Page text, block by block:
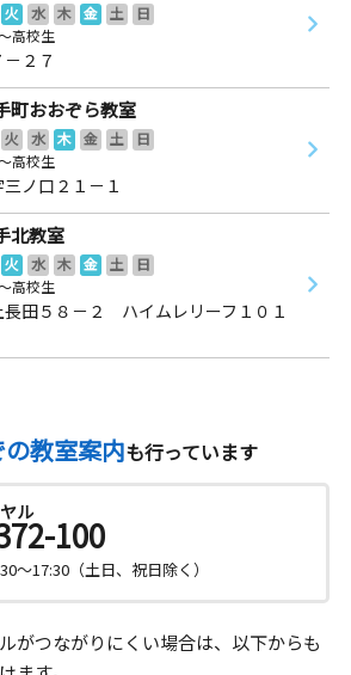
火 水 木 金 土
日
高校生
２７
町おおぞら教室
火 水 木 金 土
日
高校生
ノ口２１－１
北教室
火 水 木 金 土
日
高校生
田５８－２ ハイムレリーフ１０１
教室案内も行っています
ル
100
～17:30（土日、祝日除く）
がつながりにくい場合は、以下からも